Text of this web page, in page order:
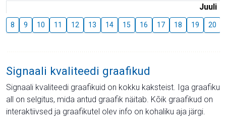
Juuli
8 9 10 11 12 13 14 15 16 17 18 19 20
Signaali kvaliteedi graafikud
Signaali kvaliteedi graafikuid on kokku kaksteist. Iga graafiku
all on selgitus, mida antud graafik näitab. Kõik graafikud on
interaktiivsed ja graafikutel olev info on kohaliku aja järgi.